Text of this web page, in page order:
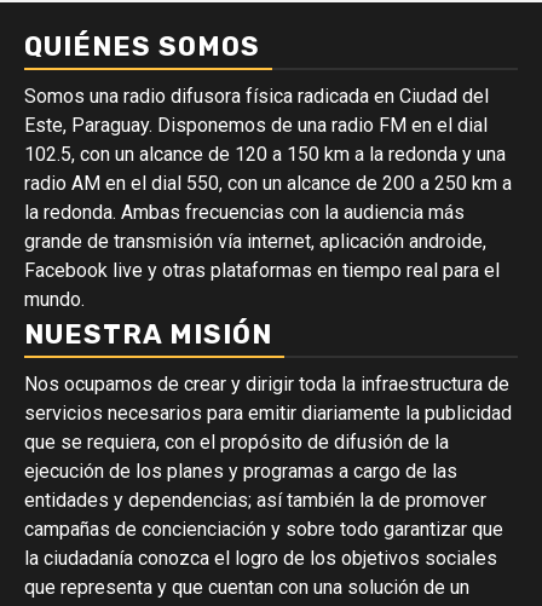
QUIÉNES SOMOS
Somos una radio difusora física radicada en Ciudad del
Este, Paraguay. Disponemos de una radio FM en el dial
102.5, con un alcance de 120 a 150 km a la redonda y una
radio AM en el dial 550, con un alcance de 200 a 250 km a
la redonda. Ambas frecuencias con la audiencia más
grande de transmisión vía internet, aplicación androide,
Facebook live y otras plataformas en tiempo real para el
mundo.
NUESTRA MISIÓN
Nos ocupamos de crear y dirigir toda la infraestructura de
servicios necesarios para emitir diariamente la publicidad
que se requiera, con el propósito de difusión de la
ejecución de los planes y programas a cargo de las
entidades y dependencias; así también la de promover
campañas de concienciación y sobre todo garantizar que
la ciudadanía conozca el logro de los objetivos sociales
que representa y que cuentan con una solución de un